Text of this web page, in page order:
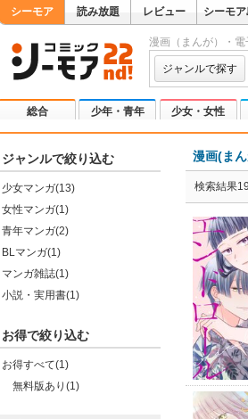
シーモア 読み放題 レビュー シーモア
漫画（まんが）・電
ジャンルで探す
総合 少年・青年 少女・女性
ジャンルで絞り込む
少女マンガ(13)
女性マンガ(1)
青年マンガ(2)
BLマンガ(1)
マンガ雑誌(1)
小説・実用書(1)
お得で絞り込む
お得すべて(1)
無料版あり(1)
漫画(ま
検索結果